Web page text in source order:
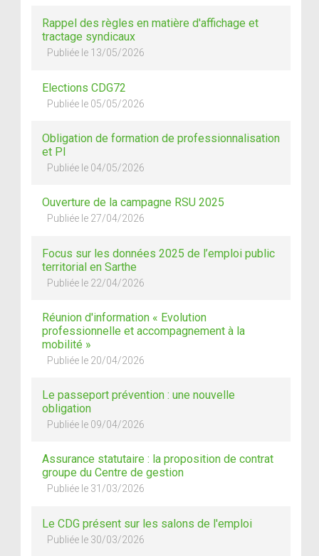
Rappel des règles en matière d'affichage et
tractage syndicaux
Publiée le 13/05/2026
Elections CDG72
Publiée le 05/05/2026
Obligation de formation de professionnalisation
et PI
Publiée le 04/05/2026
Ouverture de la campagne RSU 2025
Publiée le 27/04/2026
Focus sur les données 2025 de l’emploi public
territorial en Sarthe
Publiée le 22/04/2026
Réunion d'information « Evolution
professionnelle et accompagnement à la
mobilité »
Publiée le 20/04/2026
Le passeport prévention : une nouvelle
obligation
Publiée le 09/04/2026
Assurance statutaire : la proposition de contrat
groupe du Centre de gestion
Publiée le 31/03/2026
Le CDG présent sur les salons de l'emploi
Publiée le 30/03/2026